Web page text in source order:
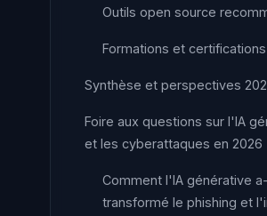
Outils open source
Formations et certifications
Synthèse et perspectives
Foire aux questions sur l'IA
et les cyberattaques en 2026
Comment l'IA générative
transformé le phishing et